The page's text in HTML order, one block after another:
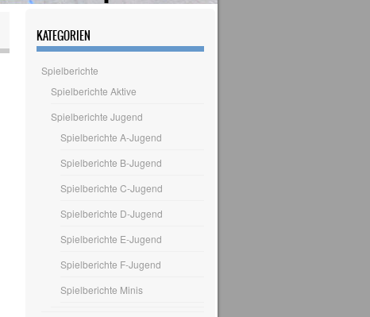
KATEGORIEN
Spielberichte
Spielberichte Aktive
Spielberichte Jugend
Spielberichte A-Jugend
Spielberichte B-Jugend
Spielberichte C-Jugend
Spielberichte D-Jugend
Spielberichte E-Jugend
Spielberichte F-Jugend
Spielberichte Minis